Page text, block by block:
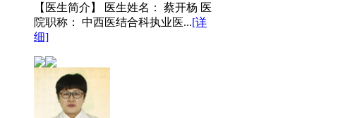
【医生简介】 医生姓名： 蔡开杨 医
院职称： 中西医结合科执业医...[详
细]